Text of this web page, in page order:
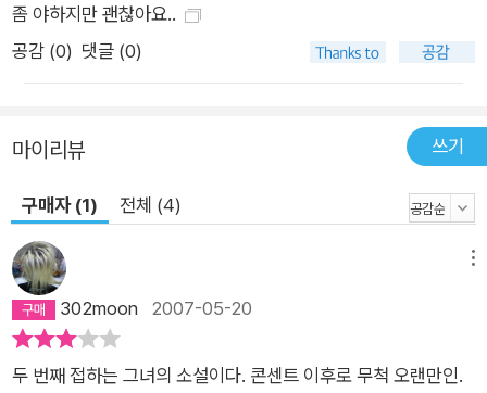
좀 야하지만 괜찮아요..
공감 (0) 댓글 (0)
마이리뷰 쓰기
구매자 (1) 전체 (4)
302moon 2007-05-20
두 번째 접하는 그녀의 소설이다. 콘센트 이후로 무척 오랜만인.